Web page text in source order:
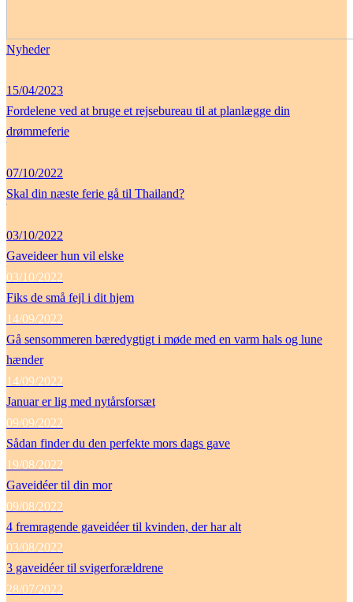
Nyheder
15/04/2023
Fordelene ved at bruge et rejsebureau til at planlægge din
drømmeferie
07/10/2022
Skal din næste ferie gå til Thailand?
03/10/2022
Gaveideer hun vil elske
03/10/2022
Fiks de små fejl i dit hjem
14/09/2022
Gå sensommeren bæredygtigt i møde med en varm hals og lune
hænder
14/09/2022
Januar er lig med nytårsforsæt
09/09/2022
Sådan finder du den perfekte mors dags gave
19/08/2022
Gaveidéer til din mor
09/08/2022
4 fremragende gaveidéer til kvinden, der har alt
03/08/2022
3 gaveidéer til svigerforældrene
28/07/2022